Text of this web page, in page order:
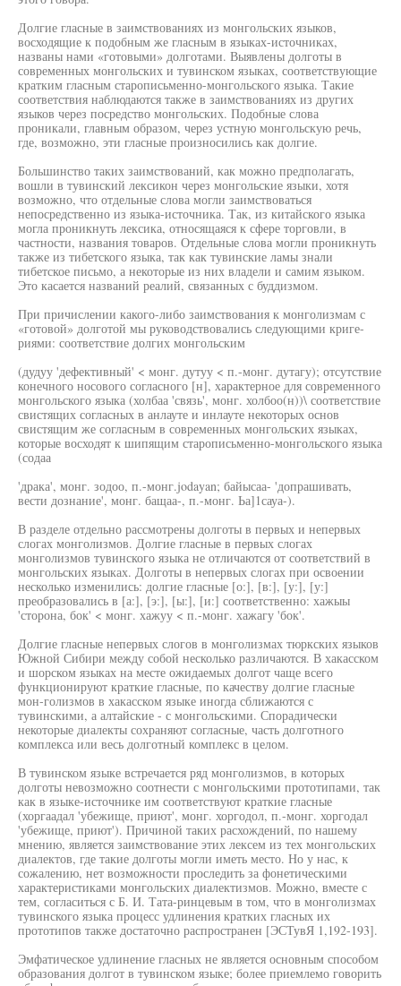
Долгие гласные в заимствованиях из монгольских языков,
восходящие к подобным же гласным в языках-источниках,
названы нами «готовыми» долготами. Выявлены долготы в
современных монгольских и тувинском языках, соответствующие
кратким гласным старописьменно-монгольского языка. Такие
соответствия наблюдаются также в заимствованиях из других
языков через посредство монгольских. Подобные слова
проникали, главным образом, через устную монгольскую речь,
где, возможно, эти гласные произносились как долгие.
Большинство таких заимствований, как можно предполагать,
вошли в тувинский лексикон через монгольские языки, хотя
возможно, что отдельные слова могли заимствоваться
непосредственно из языка-источника. Так, из китайского языка
могла проникнуть лексика, относящаяся к сфере торговли, в
частности, названия товаров. Отдельные слова могли проникнуть
также из тибетского языка, так как тувинские ламы знали
тибетское письмо, а некоторые из них владели и самим языком.
Это касается названий реалий, связанных с буддизмом.
При причислении какого-либо заимствования к монголизмам с
«готовой» долготой мы руководствовались следующими криге-
риями: соответствие долгих монгольским
(дудуу 'дефективный' < монг. дутуу < п.-монг. дутагу); отсутствие
конечного носового согласного [н], характерное для современного
монгольского языка (холбаа 'связь', монг. холбоо(н))\ соответствие
свистящих согласных в анлауте и инлауте некоторых основ
свистящим же согласным в современных монгольских языках,
которые восходят к шипящим старописьменно-монгольского языка
(содаа
'драка', монг. зодоо, п.-монг.jodayan; байысаа- 'допрашивать,
вести дознание', монг. бащаа-, п.-монг. Ьа]1сауа-).
В разделе отдельно рассмотрены долготы в первых и непервых
слогах монголизмов. Долгие гласные в первых слогах
монголизмов тувинского языка не отличаются от соответствий в
монгольских языках. Долготы в непервых слогах при освоении
несколько изменились: долгие гласные [о:], [в:], [у:], [у:]
преобразовались в [а:], [э:], [ы:], [и:] соответственно: хажыы
'сторона, бок' < монг. хажуу < п.-монг. хажагу 'бок'.
Долгие гласные непервых слогов в монголизмах тюркских языков
Южной Сибири между собой несколько различаются. В хакасском
и шорском языках на месте ожидаемых долгот чаще всего
функционируют краткие гласные, по качеству долгие гласные
мон-голизмов в хакасском языке иногда сближаются с
тувинскими, а алтайские - с монгольскими. Спорадически
некоторые диалекты сохраняют согласные, часть долготного
комплекса или весь долготный комплекс в целом.
В тувинском языке встречается ряд монголизмов, в которых
долготы невозможно соотнести с монгольскими прототипами, так
как в языке-источнике им соответствуют краткие гласные
(хоргаадал 'убежище, приют', монг. хоргодол, п.-монг. хоргодал
'убежище, приют'). Причиной таких расхождений, по нашему
мнению, является заимствование этих лексем из тех монгольских
диалектов, где такие долготы могли иметь место. Но у нас, к
сожалению, нет возможности проследить за фонетическими
характеристиками монгольских диалектизмов. Можно, вместе с
тем, согласиться с Б. И. Тата-ринцевым в том, что в монголизмах
тувинского языка процесс удлинения кратких гласных их
прототипов также достаточно распространен [ЭСТувЯ 1,192-193].
Эмфатическое удлинение гласных не является основным способом
образования долгот в тувинском языке; более приемлемо говорить